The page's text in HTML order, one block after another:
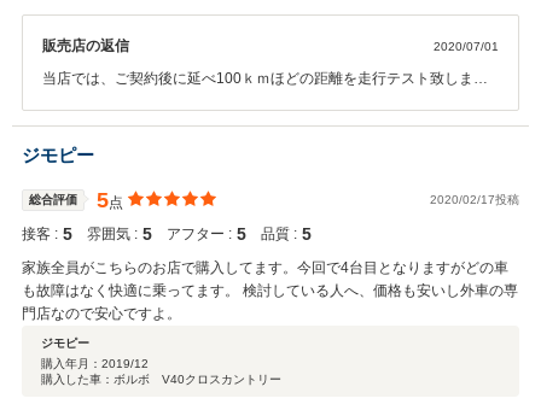
販売店の返信 2020/07/01
当店では、ご契約後に延べ100ｋｍほどの距離を走行テスト致しま
トアップ点検や最新のコンピュータースキャンツールだけに頼らず、
実際に走行する事により隠れた不具合を発見できる場合があります。
チェック致します。納車の直前に至るまで、安全性に問題が無いかを
繰り返してチェックしております。おかげ様で、こうした背景により
多くのお客様からネット購入での反響を頂いております。 この度は遠
方よりありがとうございました。
ジモピー
総合評価 5点 2020/02/17投稿
接客 : 5 雰囲気 : 5 アフター : 5 品質 : 5
家族全員がこちらのお店で購入してます。今回で4台目となりますがどの車
も故障はなく快適に乗ってます。 検討している人へ、価格も安いし外車の専
門店なので安心ですよ。
ジモピー
購入年月： 2019/12
購入した車：ボルボ V40クロスカントリー